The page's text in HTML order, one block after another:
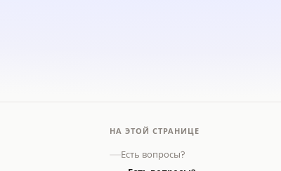
НА ЭТОЙ СТРАНИЦЕ
Есть вопросы?